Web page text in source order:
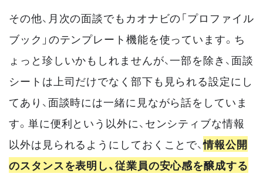
その他、月次の面談でもカオナビの「プロファイル
ブック」のテンプレート機能を使っています。ち
ょっと珍しいかもしれませんが、一部を除き、面談
シートは上司だけでなく部下も見られる設定にし
てあり、面談時には一緒に見ながら話をしていま
す。単に便利という以外に、センシティブな情報
以外は見られるようにしておくことで、情報公開
のスタンスを表明し、従業員の安心感を醸成する